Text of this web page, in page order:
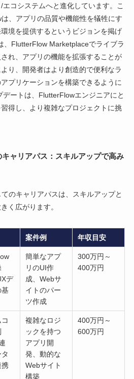
コシステムへと進化しています。こ
、アプリの品質や機能性を犠牲にす
境を提供するというビジョンを掲げ
、FlutterFlow Marketplaceでライブラ
れ、アプリの機能を拡張することが
り、開発者はより創造的で便利なラ
プリケーションを構築できるように
ートは、FlutterFlowエンジニアにと
得し、より複雑なプロジェクトに挑
ャリアパス：スキルアップで高み
のキャリアパスは、スキルアップと
く広がります。
案件例 年収目安
デ
基
簡単なアプ
リのUI作
成、Webサ
イトのパー
ツ作成
300万円～
400万円
携
複雑なロジ
ックを持つ
アプリ開
発、動的な
Webサイト
構築
400万円～
600万円